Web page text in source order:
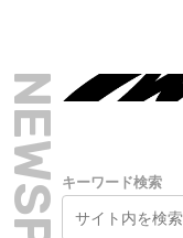
キーワード検索